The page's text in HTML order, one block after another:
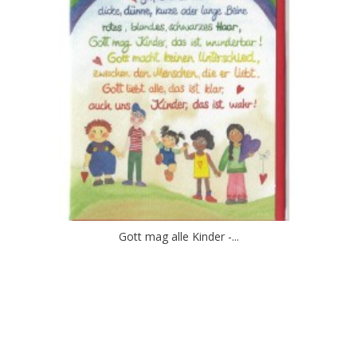
Gott mag alle Kinder -...